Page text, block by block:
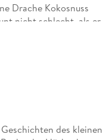
Drache Kokosnuss
nicht schlecht, als er
auf.Als die
In
Gestalten. Ob
Im letztendes kleinen